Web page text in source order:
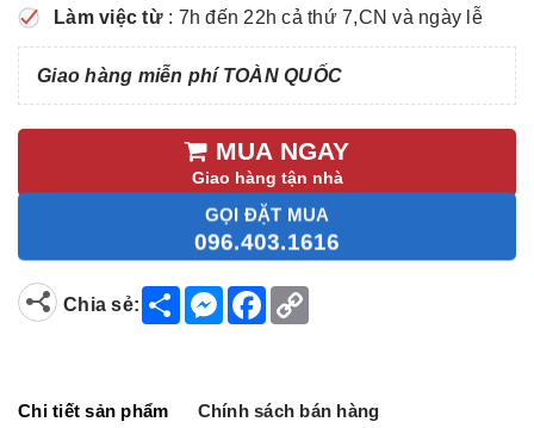
Làm việc từ : 7h đến 22h cả thứ 7,CN và ngày lễ
Giao hàng miễn phí TOÀN QUỐC
MUA NGAY
Giao hàng tận nhà
GỌI ĐẶT MUA
096.403.1616
Chia sẻ:
S
h
M
e
g
F
a
o
n
Chi tiết sản phẩm Chính sách bán hàng